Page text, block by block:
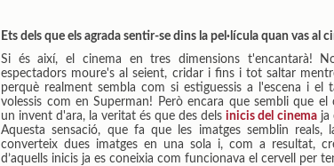
Ets dels que els agrada sentir-se dins la pel·lícula quan vas al
Si és així, el cinema en tres dimensions t'encantarà!
espectadors moure's al seient, cridar i fins i tot saltar
perquè realment sembla com si estiguessis a l'escena i el
volessis com en Superman! Però encara que sembli que
un invent d'ara, la veritat és que des delsinicis del cinemaja
Aquesta sensació, que fa que les imatges semblin reals,
converteix dues imatges en una sola i, com a resultat,
d’aquells inicis ja es coneixia com funcionava el cervell per